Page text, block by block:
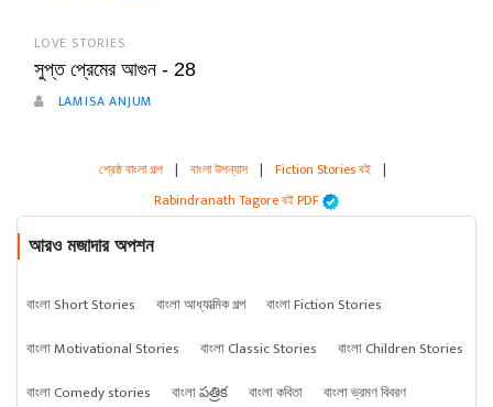
LOVE STORIES
সুপ্ত প্রেমের আগুন - 28
LAMISA ANJUM
শ্রেষ্ঠ বাংলা গল্প | বাংলা উপন্যাস | Fiction Stories বই |
Rabindranath Tagore বই PDF
আরও মজাদার অপশন
বাংলা Short Stories বাংলা আধ্যাত্মিক গল্প
বাংলা Fiction Stories
বাংলা Motivational Stories
বাংলা Classic Stories
বাংলা Children Stories
বাংলা Comedy stories
বাংলা పత్రిక বাংলা কবিতা
বাংলা ভ্রমণ বিবরণ